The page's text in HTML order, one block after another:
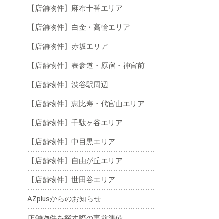
【店舗物件】麻布十番エリア
【店舗物件】白金・高輪エリア
【店舗物件】赤坂エリア
【店舗物件】表参道・原宿・神宮前
【店舗物件】渋谷駅周辺
【店舗物件】恵比寿・代官山エリア
【店舗物件】千駄ヶ谷エリア
【店舗物件】中目黒エリア
【店舗物件】自由が丘エリア
【店舗物件】世田谷エリア
AZplusからのお知らせ